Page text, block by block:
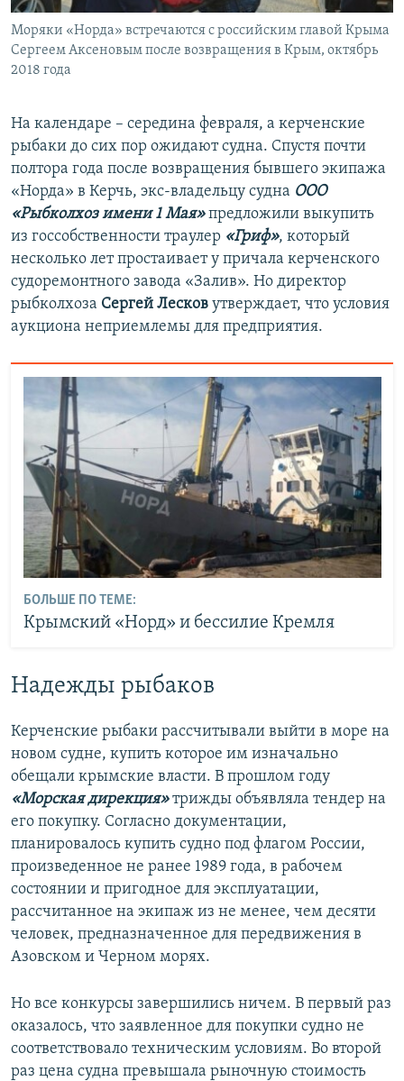
Моряки «Норда» встречаются с российским главой Крыма
Сергеем Аксеновым после возвращения в Крым, октябрь
2018 года
На календаре – середина февраля, а керченские
рыбаки до сих пор ожидают судна. Спустя почти
полтора года после возвращения бывшего экипажа
«Норда» в Керчь, экс-владельцу судна ООО
«Рыбколхоз имени 1 Мая»предложили выкупить
из госсобственности траулер «Гриф», который
несколько лет простаивает у причала керченского
судоремонтного завода «Залив». Но директор
рыбколхоза Сергей Лесков утверждает, что условия
аукциона неприемлемы для предприятия.
БОЛЬШЕ ПО ТЕМЕ:
Крымский «Норд» и бессилие Кремля
Надежды рыбаков
Керченские рыбаки рассчитывали выйти в море на
новом судне, купить которое им изначально
обещали крымские власти. В прошлом году
«Морская дирекция»трижды объявляла тендер на
его покупку. Согласно документации,
планировалось купить судно под флагом России,
произведенное не ранее 1989 года, в рабочем
состоянии и пригодное для эксплуатации,
рассчитанное на экипаж из не менее, чем десяти
человек, предназначенное для передвижения в
Азовском и Черном морях.
Но все конкурсы завершились ничем. В первый раз
оказалось, что заявленное для покупки судно не
соответствовало техническим условиям. Во второй
раз цена судна превышала рыночную стоимость